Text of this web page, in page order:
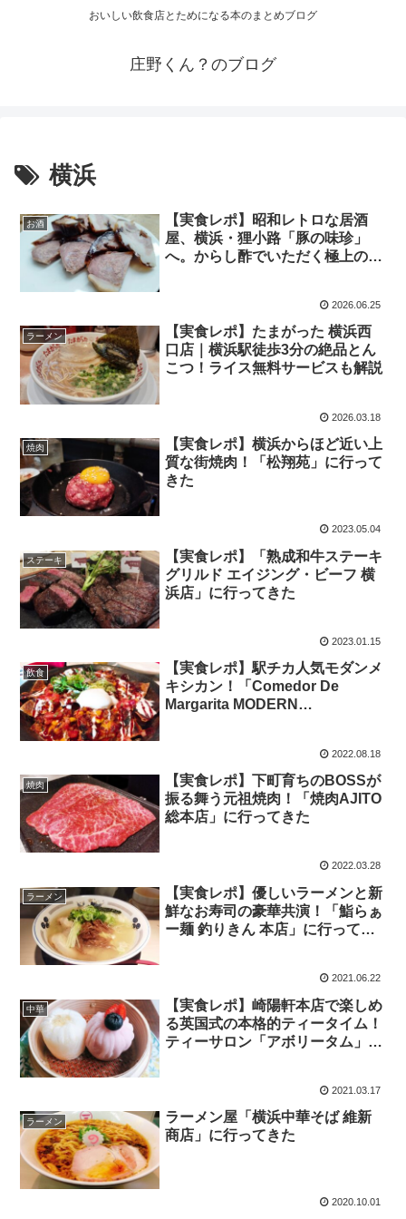
おいしい飲食店とためになる本のまとめブログ
庄野くん？のブログ
横浜
お酒
【実食レポ】昭和レトロな居酒
屋、横浜・狸小路「豚の味珍」
へ。からし酢でいただく極上の豚
2026.06.25
ラーメン
【実食レポ】たまがった 横浜西
口店｜横浜駅徒歩3分の絶品とん
こつ！ライス無料サービスも解説
2026.03.18
焼肉
【実食レポ】横浜からほど近い上
質な街焼肉！「松翔苑」に行って
きた
2023.05.04
ステーキ
【実食レポ】「熟成和牛ステーキ
グリルド エイジング・ビーフ 横
浜店」に行ってきた
2023.01.15
飲食
【実食レポ】駅チカ人気モダンメ
キシカン！「Comedor De
Margarita MODERN
2022.08.18
焼肉
【実食レポ】下町育ちのBOSSが
振る舞う元祖焼肉！「焼肉AJITO
総本店」に行ってきた
2022.03.28
ラーメン
【実食レポ】優しいラーメンと新
鮮なお寿司の豪華共演！「鮨らぁ
ー麺 釣りきん 本店」に行ってき
2021.06.22
中華
【実食レポ】崎陽軒本店で楽しめ
る英国式の本格的ティータイム！
ティーサロン「アボリータム」に
2021.03.17
ラーメン
ラーメン屋「横浜中華そば 維新
商店」に行ってきた
2020.10.01